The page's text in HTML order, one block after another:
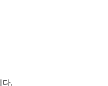
다.